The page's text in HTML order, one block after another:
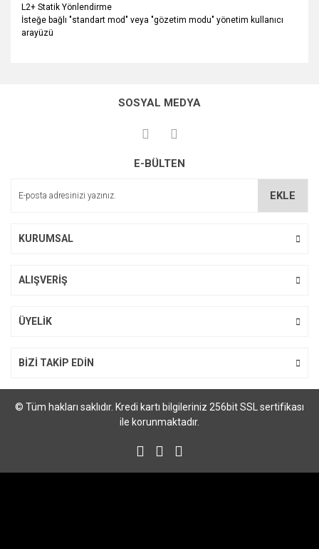
L2+ Statik Yönlendirme
İsteğe bağlı "standart mod" veya "gözetim modu" yönetim kullanıcı
arayüzü
kullanarak tarafımıza iletebilirsiniz.
Görüş ve önerileriniz için teşekkür ederiz.
Ürün açıklamasında eksik bilgiler bulunuyor.
SOSYAL MEDYA
E-BÜLTEN
EKLE
KURUMSAL
ALIŞVERİŞ
ÜYELİK
BİZİ TAKİP EDİN
© Tüm hakları saklıdır. Kredi kartı bilgileriniz 256bit SSL sertifikası
ile korunmaktadır.